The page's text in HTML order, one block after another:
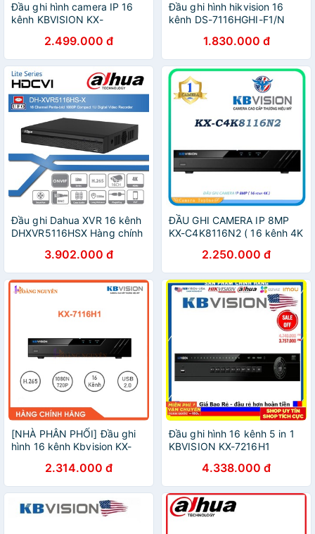
Đầu ghi hình camera IP 16
kênh KBVISION KX-
2.499.000 đ
Đầu ghi hình hikvision 16
kênh DS-7116HGHI-F1/N
1.830.000 đ
Đầu ghi Dahua XVR 16 kênh
DHXVR5116HSX Hàng chính
3.902.000 đ
ĐẦU GHI CAMERA IP 8MP
KX-C4K8116N2 ( 16 kênh 4K
2.250.000 đ
[NHÀ PHÂN PHỐI] Đầu ghi
hình 16 kênh Kbvision KX-
2.314.000 đ
Đầu ghi hình 16 kênh 5 in 1
KBVISION KX-7216H1
4.338.000 đ